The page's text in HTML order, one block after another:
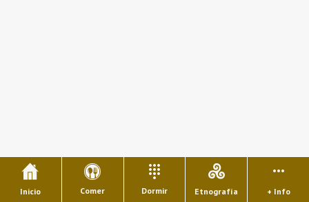
Inicio Comer Dormir Etnografía + Info